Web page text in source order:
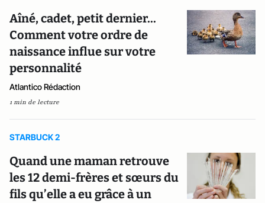
Aîné, cadet, petit dernier...
Comment votre ordre de
naissance influe sur votre
personnalité
Atlantico Rédaction
1 min de lecture
STARBUCK 2
Quand une maman retrouve
les 12 demi-frères et sœurs du
fils qu’elle a eu grâce à un